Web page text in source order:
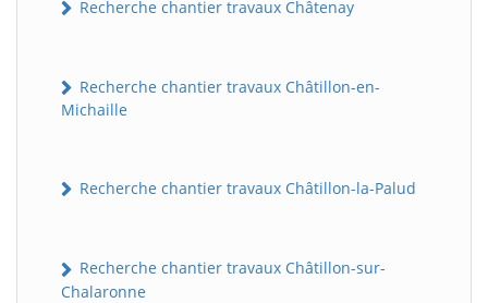
Recherche chantier travaux Châtenay
Recherche chantier travaux Châtillon-en-
Michaille
Recherche chantier travaux Châtillon-la-Palud
Recherche chantier travaux Châtillon-sur-
Chalaronne